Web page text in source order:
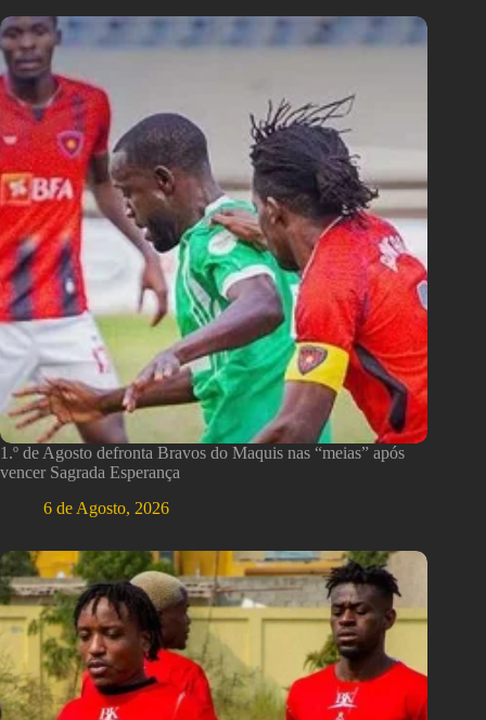
1.º de Agosto defronta Bravos do Maquis nas “meias” após
vencer Sagrada Esperança
6 de Agosto, 2026